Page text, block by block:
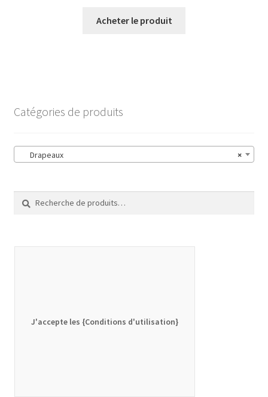
Acheter le produit
Catégories de produits
×
Drapeaux
Recherche
pour :
Recherche
J'accepte les {Conditions d'utilisation}